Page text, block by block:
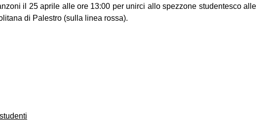
il 25 aprile alle ore 13:00 per unirci allo spezzone studentesco alle
di Palestro (sulla linea rossa).
studenti